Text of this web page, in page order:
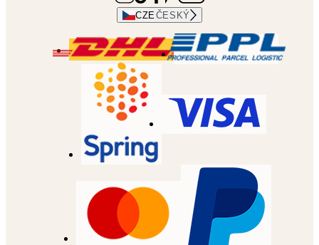
CZE ČESKÝ